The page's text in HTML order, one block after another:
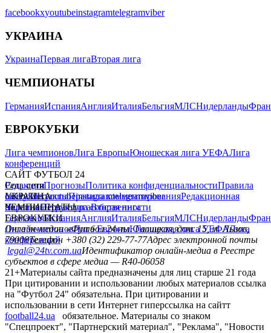
facebookxyoutubeinstagramtelegramviber
УКРАИНА
УкраинаПервая лигаВторая лига
ЧЕМПИОНАТЫ
ГерманияИспанияАнглияИталияБельгияМЛСНидерланды
ЕВРОКУБКИ
Лига чемпионовЛига ЕвропыЮношеская лига УЕФАЛига
конференций
САЙТ ФУТБОЛ 24
РедакцияПрогнозыПолитика конфиденциальностиПравила
сайтуКонтактыПравила комментированияРедакционная
политикаСтруктура собственности
Соц. сети
facebookxyoutubeinstagramtelegramviber
УКРАИНА
УкраинаПервая лигаВторая лига
ЧЕМПИОНАТЫ
ГерманияИспанияАнглияИталияБельгияМЛСНидерланды
ЕВРОКУБКИ
Лига чемпионовЛига ЕвропыЮношеская лига УЕФАЛига
конференций
Онлайн-медиа «Футбол 24»пл. Галицкая, дом. 15, м. Львов,
79008Телефон +380 (32) 229-77-77Адрес электронной почты
legal@24tv.com.uaИдентификатор онлайн-медиа в Реестре
субъектов в сфере медиа — R40-06058
21+Материалы сайта предназначены для лиц старше 21 года
При цитировании и использовании любых материалов ссылка
на "Футбол 24" обязательна. При цитировании и
использовании в сети Интернет гиперссылка на сайтт
football24.ua
обязательное. Материалы со знаком
"Спецпроект", "Партнерский материал", "Реклама", "Новости